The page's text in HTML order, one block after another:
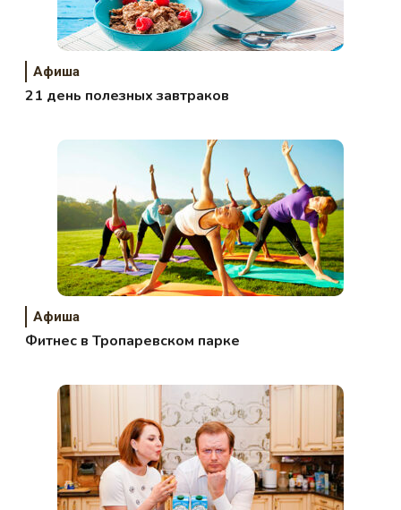
Афиша
21 день полезных завтраков
Афиша
Фитнес в Тропаревском парке